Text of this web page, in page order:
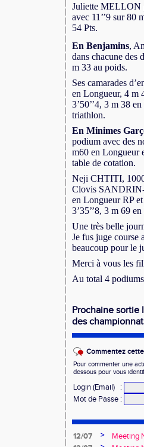
Juliette MELLON
avec 11’’9 sur 80
54 Pts.
En Benjamins,
dans chacune des
m 33 au poids.
Ses camarades
en Longueur, 4 m
3’50’’4, 3 m 38
triathlon.
En Minimes
podium avec des
m60 en Longueur
table de cotation.
Neji CHTITI, 1000
Clovis SANDRIN-
en Longueur RP
3’35’’8, 3 m 69
Une très belle
Je fus juge course
beaucoup pour le
Merci à vous les
Au total 4
Prochaine sortie
des
Commentez
Pour commenter une
dessous pour vous
Login (Email)
:
Mot de Passe :
12/07 >
Meeting